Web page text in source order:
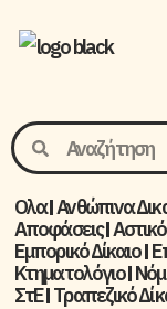
Ολα Ανθώπινα
Αποφάσεις
Εμπορικό Δίκαιο
Κτηματολόγιο
ΣτΕ Τραπεζικό